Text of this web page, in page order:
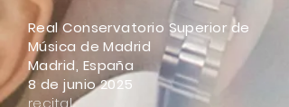
Real Conservatorio Superior de
Música de Madrid
Madrid, España
8 de junio 2025
recital